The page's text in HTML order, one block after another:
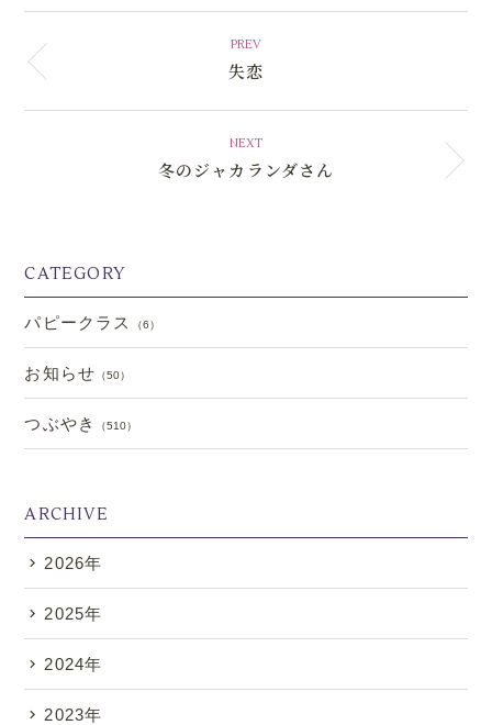
PREV
失恋
NEXT
冬のジャカランダさん
CATEGORY
パピークラス （6）
お知らせ （50）
つぶやき （510）
ARCHIVE
2026年
2025年
2024年
2023年